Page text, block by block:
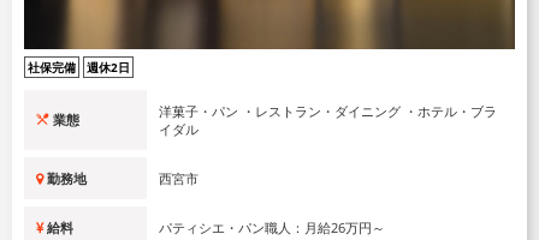
社保完備 週休2日
業態
洋菓子・パン ・レストラン・ダイニング ・ホテル・ブラ
イダル
勤務地 西宮市
給料 パティシエ・パン職人：月給26万円～